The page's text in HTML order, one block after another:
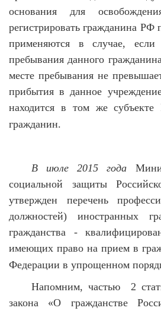
основания для
регистрировать гражданина РФ
применяются в случае,
пребывания данного
месте пребывания не
прибытия в данное
находится в том же
гражданин.
В июле 2015 года
социальной защиты
утвержден перечень
должностей) иностранных
гражданства -
имеющих право на прием в
Федерации в упрощенном
Напомним, частью 2
закона «О гражданстве